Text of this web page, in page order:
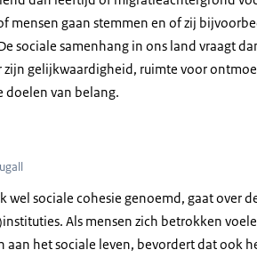
mensen gaan stemmen en of zij
sociale samenhang in ons land vraagt
zijn gelijkwaardigheid, ruimte voor
doelen van belang.
wel sociale cohesie genoemd, gaat over
Als mensen zich betrokken
aan het sociale leven, bevordert dat ook